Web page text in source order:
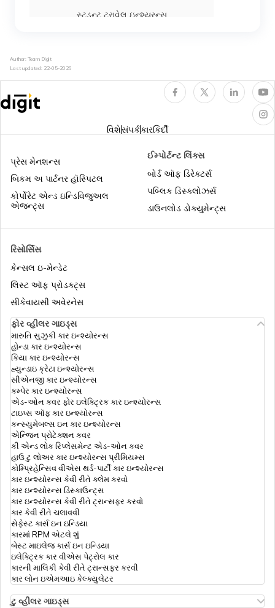
ભારતીયો માટે સિંગાપોર ટૂરિસ્ટ વિઝા
ભારતીયો માટે જાપાન વિઝા
ભારતીયો માટે નેપાળ વિઝા
ભારતીયો માટે બાલી વિઝા
ભારતીયો માટે સ્વિટ્ઝર્લૅન્ડ વિઝા
ભારતમાંથી કેનેડા ટૂરિસ્ટ વિઝા
ભારતીયો માટે મોરેશિયસ વિઝા
ભારતીયો માટે મલેશિયા ટૂરિસ્ટ વિઝા
ભારતીયો માટે હોંગકોંગ વિઝા
સ્ટુડન્ટ ટ્રાવેલ ઇન્શ્યુરન્સ
વિલંબિત અથવા ખોવાયેલા સામાન વિશે બધું
ફાઇનાન્શ્યલ ઇમરજન્સી કેશપ્રદાન
ટ્રાવેલ ઇન્શ્યુરન્સ શું છે
પાસપોર્ટ નુકશાન કવર
ભારતમાંથી મુલાકાત લેવા માટે સૌથી સસ્તા 15
ટ્રાવેલ અથવા વિઝા માટે
ટ્રાવેલ ઇન્શ્યુરન્સ ઓનલાઇન ખરીદવાનો શ્રેષ્ઠ
ટ્રાવેલ અથવા વિઝા માટે
ભારતીયો માટે આગમનના દેશો પર વિઝા
ભારતનો પાસપોર્ટ રેન્કિંગ
Author: Team Digit
Last updated: 22-05-2026
વિશેસંપર્કકારકિર્દી
રિસોર્સિસ
કેન્સલ ઇ-મેન્ડેટ
લિસ્ટ ઑફ પ્રોડક્ટ્સ
સીકેવાયસી અવેરનેસ
પ્રેસ મેનશન્સ
બિકમ અ પાર્ટનર હૉસ્પિટલ
કોર્પોરેટ એન્ડ ઇન્ડિવિજુઅલ
એજન્ટ્સ
ઈમ્પોર્ટન્ટ લિંક્સ
બોર્ડ ઑફ ડિરેક્ટર્સ
પબ્લિક ડિસ્ક્લોઝર્સ
ડાઉનલોડ ડોક્યુમેન્ટ્સ
ફોર વ્હીલર ગાઇડ્સ
મારુતિ સુઝુકી કાર ઇન્શ્યોરન્સ
હોન્ડા કાર ઇન્શ્યોરન્સ
કિયા કાર ઇન્શ્યોરન્સ
હ્યુન્ડાઇ ક્રેટા ઇન્શ્યોરન્સ
સીએનજી કાર ઇન્શ્યોરન્સ
કમ્પેર કાર ઇન્શ્યોરન્સ
એડ-ઓન કવર ફોર ઇલેક્ટ્રિક કાર ઇન્શ્યોરન્સ
ટાઇપ્સ ઑફ કાર ઇન્શ્યોરન્સ
કન્સ્યુમેબલ્સ ઇન કાર ઇન્શ્યોરન્સ
એન્જિન પ્રોટેક્શન કવર
કી એન્ડ લોક રિપ્લેસમેન્ટ એડ-ઓન કવર
હાઉ ટુ લોઅર કાર ઇન્શ્યોરન્સ પ્રીમિયમ્સ
કોમ્પ્રિહેન્સિવ વીએસ થર્ડ-પાર્ટી કાર ઇન્શ્યોરન્સ
કાર ઇન્શ્યોરન્સ કેવી રીતે ક્લેમ કરવો
કાર ઇન્શ્યોરન્સ ડિસ્કાઉન્ટ્સ
કાર ઇન્શ્યોરન્સ કેવી રીતે ટ્રાન્સફર કરવો
કાર કેવી રીતે ચલાવવી
સેફેસ્ટ કાર્સ ઇન ઇન્ડિયા
કારમાં RPM એટલે શું
બેસ્ટ માઇલેજ કાર્સ ઇન ઇન્ડિયા
ઇલેક્ટ્રિક કાર વીએસ પેટ્રોલ કાર
કારની માલિકી કેવી રીતે ટ્રાન્સફર કરવી
કાર લોન ઇએમઆઇ કેલ્ક્યુલેટર
ટુ વ્હીલર ગાઇડ્સ